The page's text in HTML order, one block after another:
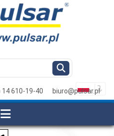
14 610-19-40 biuro@pulsar.pl